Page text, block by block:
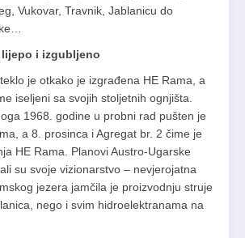
Vukovar, Travnik, Jablanicu do
i izgubljeno
je otkako je izgrađena HE Rama, a
iseljeni sa svojih stoljetnih ognjišta.
1968. godine u probni rad pušten je
a 8. prosinca i Agregat br. 2 čime je
HE Rama. Planovi Austro-Ugarske
su svoje vizionarstvo – nevjerojatna
jezera jamčila je proizvodnju struje
nego i svim hidroelektranama na